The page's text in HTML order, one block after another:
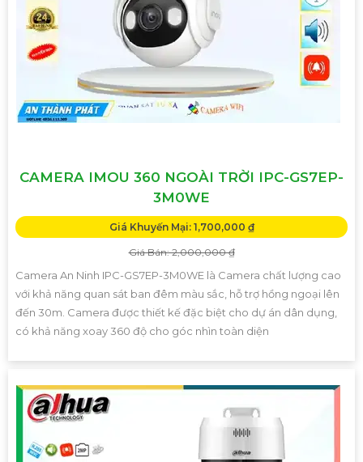
CAMERA IMOU 360 NGOÀI TRỜI IPC-GS7EP-
3M0WE
Giá Khuyến Mại: 1,700,000 ₫
Giá Bán: 2,000,000 ₫
Camera An Ninh IPC-GS7EP-3M0WE là Camera chất lượng cao
với khả năng quan sát ban đêm màu sắc, hỗ trợ hồng ngoại lên
đến 30m. Camera được thiết kế đặc biệt cho dự án dân dụng,
có khả năng xoay 360 độ cho góc nhìn toàn diện